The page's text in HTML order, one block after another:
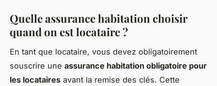
Quelle assurance habitation choisir
quand on est locataire ?
En tant que locataire, vous devez obligatoirement
souscrire une assurance habitation obligatoire pour
les locataires avant la remise des clés. Cette